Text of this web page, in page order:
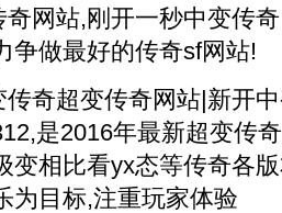
网站,刚开一秒中变传
争做最好的传奇sf网站!
奇超变传奇网站|新开
是2016年最新超变传
变相比看yx态等传奇各
为目标,注重玩家体验